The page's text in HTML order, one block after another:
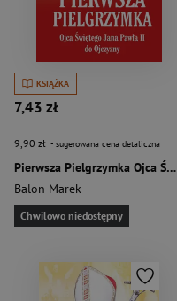
KSIĄŻKA
7,43 zł
9,90 zł - sugerowana cena detaliczna
Pierwsza Pielgrzymka Ojca Świętego Jana Pawła II do Ojczyzny
Balon Marek
Chwilowo niedostępny